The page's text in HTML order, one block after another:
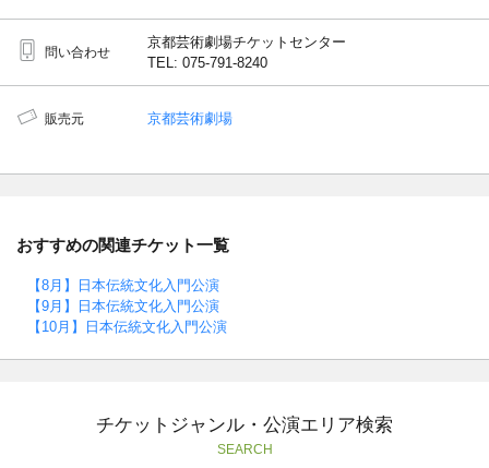
問い合わせ
京都芸術劇場チケットセンター
TEL: 075-791-8240
販売元 京都芸術劇場
おすすめの関連チケット一覧
【8月】日本伝統文化入門公演
【9月】日本伝統文化入門公演
【10月】日本伝統文化入門公演
チケットジャンル・公演エリア検索
SEARCH